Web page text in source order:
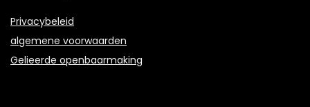
Privacybeleid
algemene voorwaarden
Gelieerde openbaarmaking